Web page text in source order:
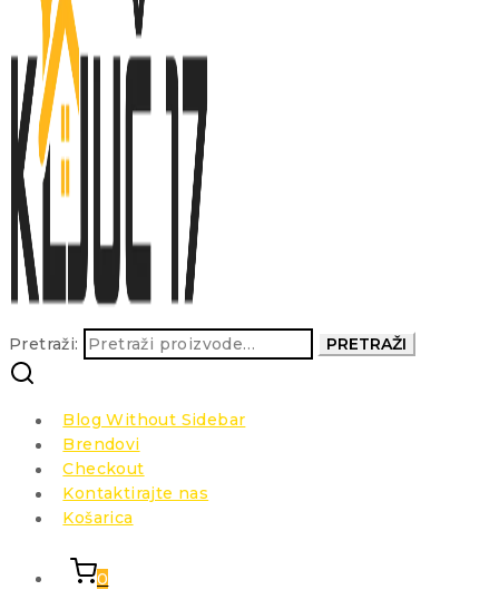
Pretraži: PRETRAŽI
Blog Without Sidebar
Brendovi
Checkout
Kontaktirajte nas
Košarica
0